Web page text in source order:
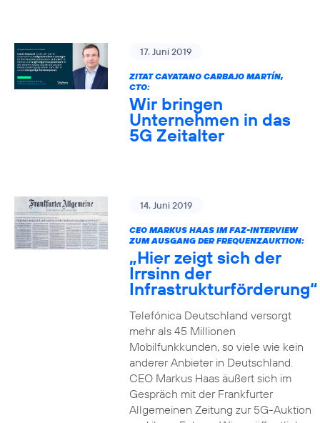
17. Juni 2019
ZITAT CAYATANO CARBAJO MARTÍN,
CTO:
Wir bringen
Unternehmen in das
5G Zeitalter
14. Juni 2019
CEO MARKUS HAAS IM FAZ-INTERVIEW
ZUM AUSGANG DER FREQUENZAUKTION:
„Hier zeigt sich der
Irrsinn der
Infrastrukturförderung“
Telefónica Deutschland versorgt
mehr als 45 Millionen
Mobilfunkkunden, so viele wie kein
anderer Anbieter in Deutschland.
CEO Markus Haas äußert sich im
Gespräch mit der Frankfurter
Allgemeinen Zeitung zur 5G-Auktion